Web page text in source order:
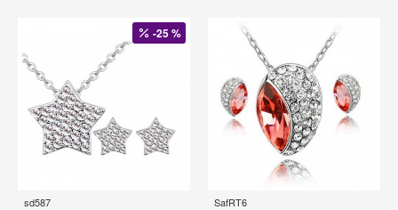
-25 %
sd587 SafRT6